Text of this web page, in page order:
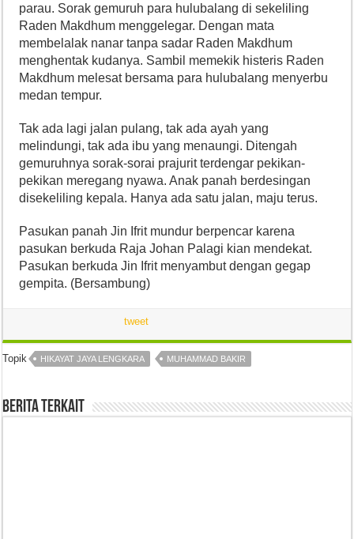
parau. Sorak gemuruh para hulubalang di sekeliling
Raden Makdhum menggelegar. Dengan mata
membelalak nanar tanpa sadar Raden Makdhum
menghentak kudanya. Sambil memekik histeris Raden
Makdhum melesat bersama para hulubalang menyerbu
medan tempur.
Tak ada lagi jalan pulang, tak ada ayah yang
melindungi, tak ada ibu yang menaungi. Ditengah
gemuruhnya sorak-sorai prajurit terdengar pekikan-
pekikan meregang nyawa. Anak panah berdesingan
disekeliling kepala. Hanya ada satu jalan, maju terus.
Pasukan panah Jin Ifrit mundur berpencar karena
pasukan berkuda Raja Johan Palagi kian mendekat.
Pasukan berkuda Jin Ifrit menyambut dengan gegap
gempita. (Bersambung)
tweet
Topik HIKAYAT JAYA LENGKARA MUHAMMAD BAKIR
Berita Terkait